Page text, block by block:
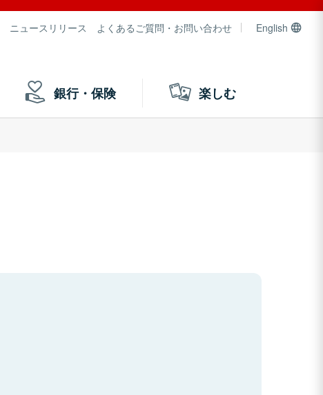
ニュースリリース よくあるご質問・お問い合わせ English
銀行・保険 楽しむ